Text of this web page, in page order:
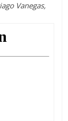
Vanegas,